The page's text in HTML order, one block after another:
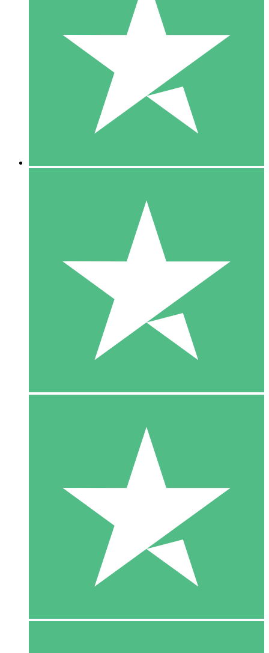
Individuelle Credit-Pakete
Zahlen Sie nach Bedarf mit Download-Credits. Keine
monatliche Verpflichtung erforderlich.
10 00
10 Downloads
20 00